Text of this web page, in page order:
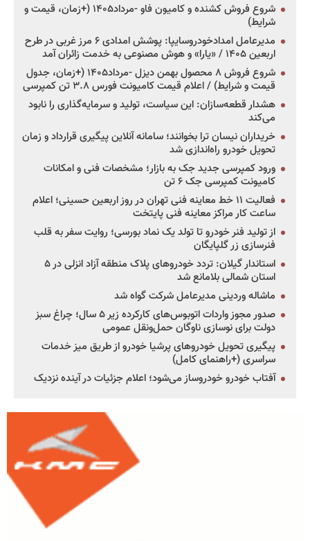
شروع فروش کشنده و کامیون فاو -مرداد۱۴۰۵ (+زمان، قیمت و
شرایط)
مدیرعامل امدادخودروسایپا: پوشش امدادی ۶ مرز غربی در طرح
اربعین ۱۴۰۵ / «یارا» و هوش مصنوعی به خدمت زائران آمد
شروع فروش ۸ محصول بهمن دیزل -مرداد۱۴۰۵ (+زمان، جدول
قیمت و شرایط) / اعلام قیمت کامیونت فورس ۳.۸ تن کمپرسی
هشدار قطعه‌سازان: این سیاست، تولید و سرمایه‌گذاری را نابود
می‌کند
خریداران نیسان ترا بخوانند؛ سامانه آنلاین پیگیری قرارداد و زمان
تحویل خودرو راه‌اندازی شد
ورود کمپرسی جدید جک به بازار؛ مشخصات فنی و امکانات
کامیونت کمپرسی جک ۶ تن
فعالیت ۱۱ خط معاینه فنی تهران در روز اربعین حسینی؛ اعلام
ساعت کار مراکز معاینه فنی پایتخت
از تولید فنر خودرو تا تولد یک نماد بورسی؛ روایت سفر به قلب
فنرسازی زر گلپایگان
استاندار گیلان: تردد خودروهای پلاک منطقه آزاد انزلی در ۵
استان شمالی بلامانع شد
ماشاله وردینی مدیرعامل شرکت گواه شد
صدور مجوز واردات اتوبوس‌های کارکرده زیر ۵ سال؛ چراغ سبز
دولت برای نوسازی ناوگان حمل‌ونقل عمومی
پیگیری تحویل خودروهای پرشیا خودرو از طریق میز خدمات
سراسری (+راهنمای کامل)
آفتاب خودرو خودروساز می‌شود؛ اعلام جزئیات در آینده نزدیک